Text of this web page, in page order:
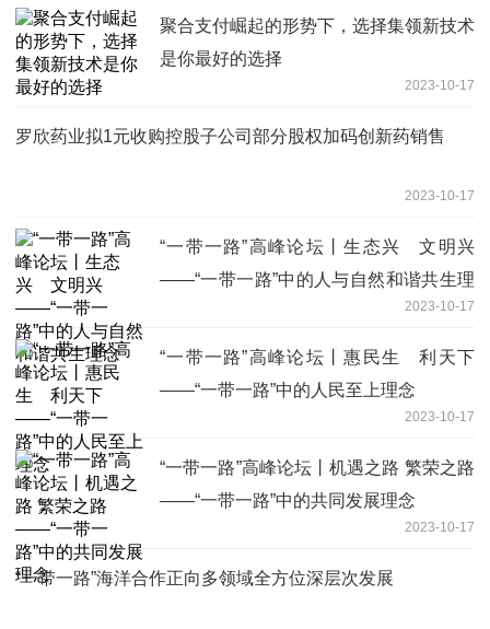
聚合支付崛起的形势下，选择集领新技术
是你最好的选择
2023-10-17
罗欣药业拟1元收购控股子公司部分股权加码创新药销售
2023-10-17
“一带一路”高峰论坛丨生态兴 文明兴
——“一带一路”中的人与自然和谐共生理
2023-10-17
“一带一路”高峰论坛丨惠民生 利天下
——“一带一路”中的人民至上理念
2023-10-17
“一带一路”高峰论坛丨机遇之路 繁荣之路
——“一带一路”中的共同发展理念
2023-10-17
“一带一路”海洋合作正向多领域全方位深层次发展